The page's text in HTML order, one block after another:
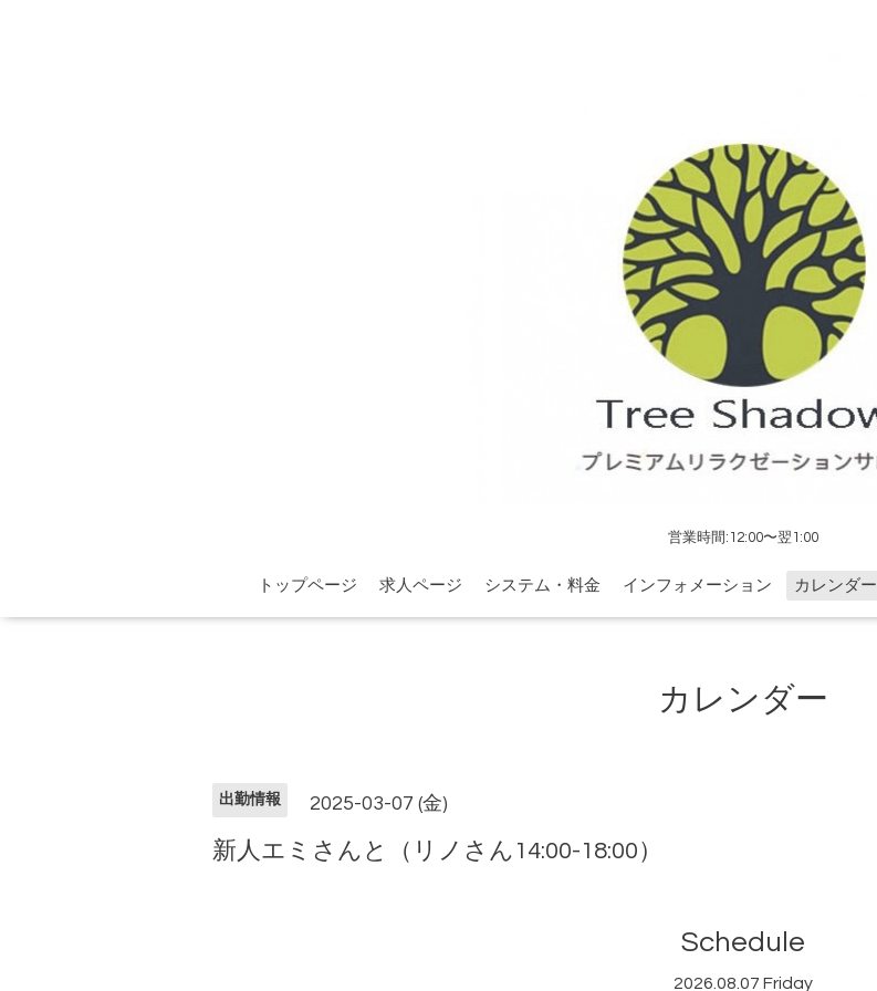
営業時間:12:00〜翌1:00
トップページ 求人ページ システム・料金 インフォメーション カレンダー
カレンダー
出勤情報 2025-03-07 (金)
新人エミさんと（リノさん14:00-18:00）
Schedule
2026.08.07 Friday